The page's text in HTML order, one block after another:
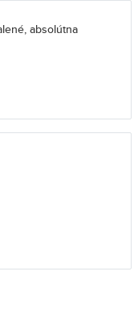
absolútna